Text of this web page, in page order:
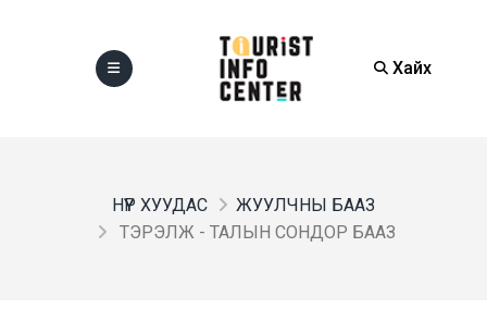
Хайх
НҮҮР ХУУДАС
ЖУУЛЧНЫ БААЗ
ТЭРЭЛЖ - ТАЛЫН СОНДОР БААЗ